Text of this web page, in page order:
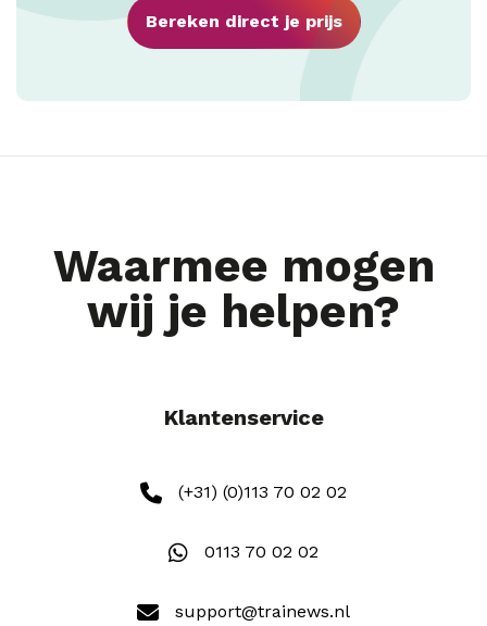
Bereken direct je prijs
Waarmee mogen
wij je helpen?
Klantenservice
(+31) (0)113 70 02 02
0113 70 02 02
support@trainews.nl